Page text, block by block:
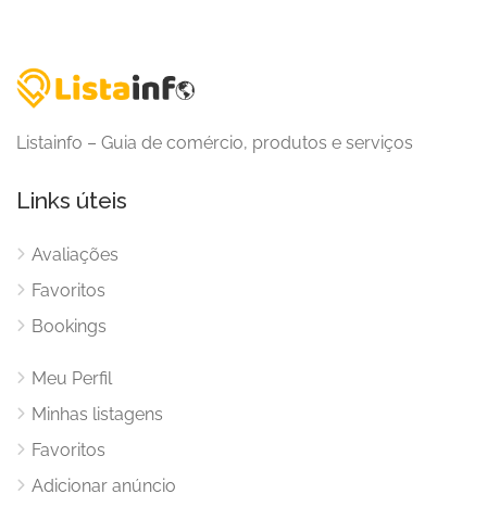
Listainfo – Guia de comércio, produtos e serviços
Links úteis
Avaliações
Favoritos
Bookings
Meu Perfil
Minhas listagens
Favoritos
Adicionar anúncio